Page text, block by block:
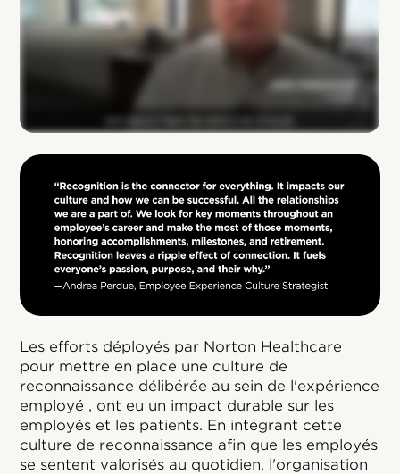
Les efforts déployés par Norton Healthcare
pour mettre en place une culture de
reconnaissance délibérée au sein de l'expérience
employé , ont eu un impact durable sur les
employés et les patients. En intégrant cette
culture de reconnaissance afin que les employés
se sentent valorisés au quotidien, l'organisation